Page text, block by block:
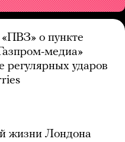
о пункте
медиа»
регулярных ударов
жизни Лондона